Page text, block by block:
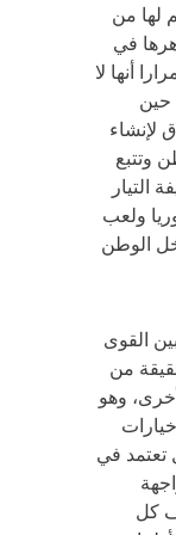
لها من
في
أنها لا
حين
لإنشاء
وتتبع
ولعب
الوطن
القوى
من
وهو
تعتمد في
كل